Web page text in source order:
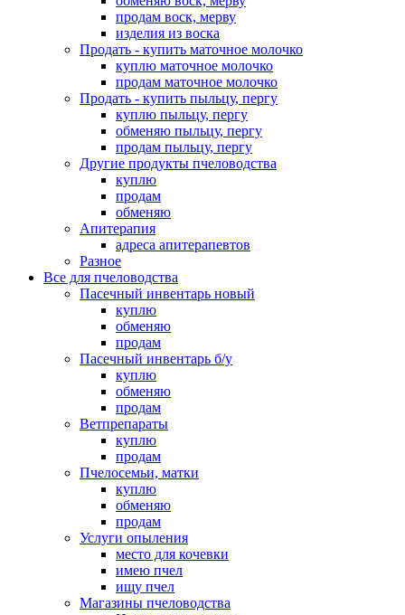
продам воск, мерву
изделия из воска
Продать - купить маточное молочко
куплю маточное молочко
продам маточное молочко
Продать - купить пыльцу, пергу
куплю пыльцу, пергу
обменяю пыльцу, пергу
продам пыльцу, пергу
Другие продукты пчеловодства
куплю
продам
обменяю
Апитерапия
адреса апитерапевтов
Разное
Все для пчеловодства
Пасечный инвентарь новый
куплю
обменяю
продам
Пасечный инвентарь б/у
куплю
обменяю
продам
Ветпрепараты
куплю
продам
Пчелосемьи, матки
куплю
обменяю
продам
Услуги опыления
место для кочевки
имею пчел
ищу пчел
Магазины пчеловодства